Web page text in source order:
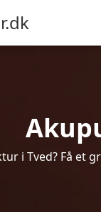
i Tved? Få et